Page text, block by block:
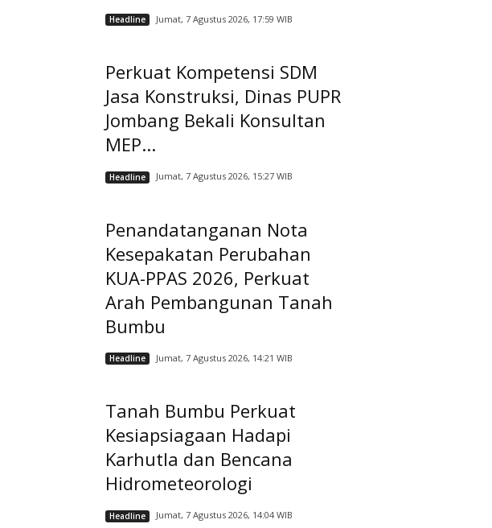
Headline Jumat, 7 Agustus 2026, 17:59 WIB
Perkuat Kompetensi SDM
Jasa Konstruksi, Dinas PUPR
Jombang Bekali Konsultan
MEP...
Headline Jumat, 7 Agustus 2026, 15:27 WIB
Penandatanganan Nota
Kesepakatan Perubahan
KUA-PPAS 2026, Perkuat
Arah Pembangunan Tanah
Bumbu
Headline Jumat, 7 Agustus 2026, 14:21 WIB
Tanah Bumbu Perkuat
Kesiapsiagaan Hadapi
Karhutla dan Bencana
Hidrometeorologi
Headline Jumat, 7 Agustus 2026, 14:04 WIB